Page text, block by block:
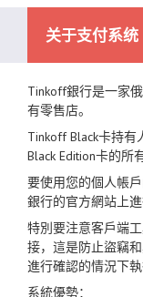
关于支付系统
可用的交换方
Tinkoff銀行是一家
有零售店。
Tinkoff Black卡持
Black Edition卡的所
要使用您的個人帳
銀行的官方網站上進
特別要注意客戶端
接，這是防止盜竊
進行確認的情況下執
系統優勢：